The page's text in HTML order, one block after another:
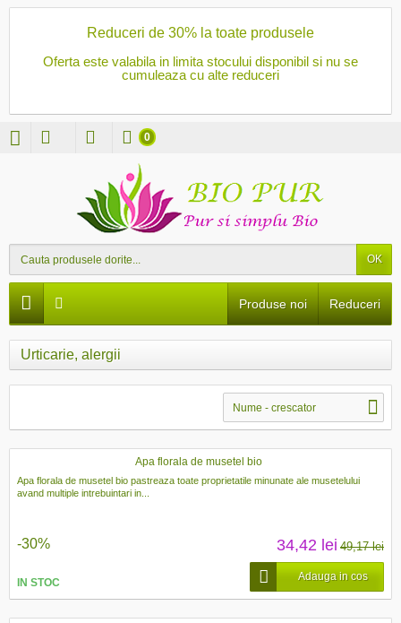
Reduceri de 30% la toate produsele
Oferta este valabila in limita stocului disponibil si nu se
cumuleaza cu alte reduceri
OK
0
Reduceri
Produse noi
Urticarie, alergii
Nume - crescator
Apa florala de musetel bio
Apa florala de musetel bio pastreaza toate proprietatile minunate ale musetelului
avand multiple intrebuintari in...
-30% 34,42 lei 49,17 lei
IN STOC
Adauga in cos